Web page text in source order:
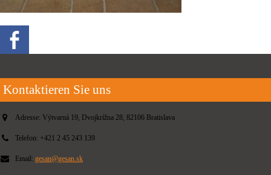
Kontaktieren Sie uns
Adresse: Výtvarná 19, Dvojkrížna 28, 82106 Bratislava
Telefon: +421 2 45 243 139
Email: gesan@gesan.sk